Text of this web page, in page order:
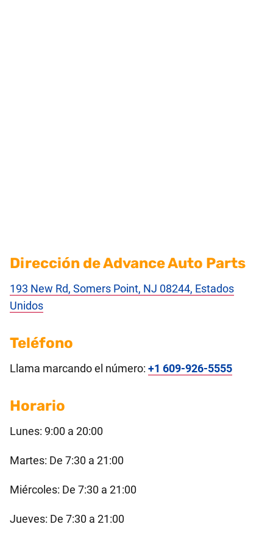
Dirección de Advance Auto Parts
193 New Rd, Somers Point, NJ 08244, Estados
Unidos
Teléfono
Llama marcando el número: +1 609-926-5555
Horario
Lunes: 9:00 a 20:00
Martes: De 7:30 a 21:00
Miércoles: De 7:30 a 21:00
Jueves: De 7:30 a 21:00